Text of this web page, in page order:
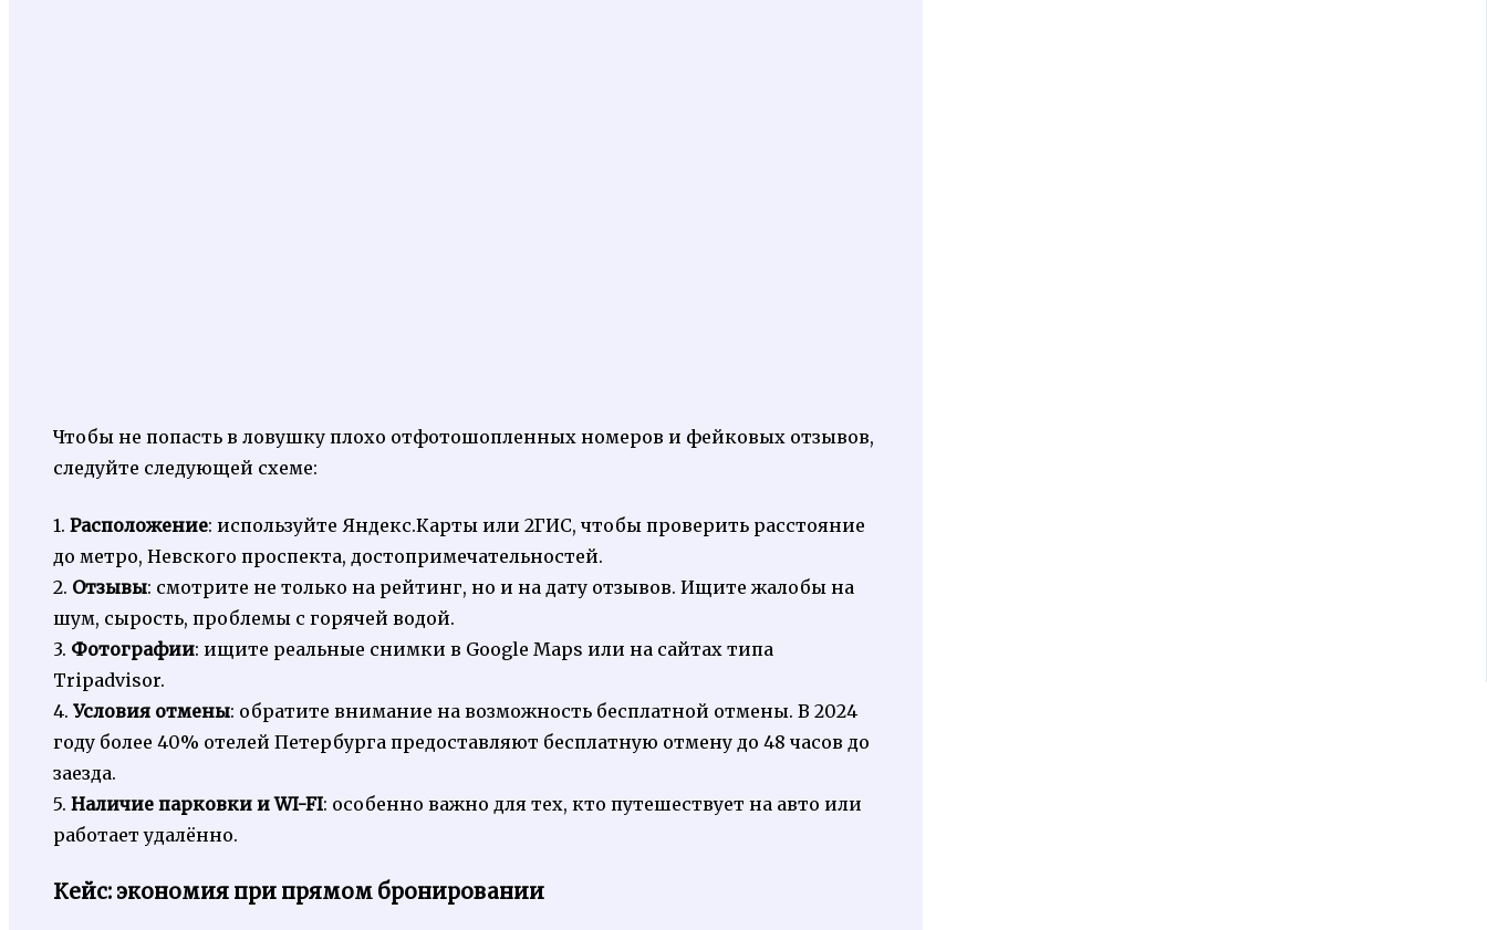
Чтобы не попасть в ловушку плохо отфотошопленных номеров и фейковых отзывов,
следуйте следующей схеме:
1. Расположение: используйте Яндекс.Карты или 2ГИС, чтобы проверить расстояние
до метро, Невского проспекта, достопримечательностей.
2. Отзывы: смотрите не только на рейтинг, но и на дату отзывов. Ищите жалобы на
шум, сырость, проблемы с горячей водой.
3. Фотографии: ищите реальные снимки в Google Maps или на сайтах типа
Tripadvisor.
4. Условия отмены: обратите внимание на возможность бесплатной отмены. В 2024
году более 40% отелей Петербурга предоставляют бесплатную отмену до 48 часов до
заезда.
5. Наличие парковки и WI-FI: особенно важно для тех, кто путешествует на авто или
работает удалённо.
Кейс: экономия при прямом бронировании